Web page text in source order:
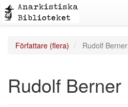
Författare (flera) Rudolf Berner
Rudolf Berner